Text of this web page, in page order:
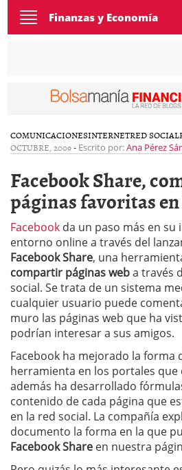
Toggle
navigation
Finanzas y Economía
COMUNICACIONESINTERNETRED SOCIAL
OCTUBRE, 2009- Escrito por:Ana Pérez
Facebook Share,
páginas favoritas
Facebook da un paso más en su
entorno online a través del
Facebook Share, una
compartir páginas weba través
social. Se trata de un sistema
cualquier usuario puede
muro las páginas web que ha
podrían interesar a sus amigos.
Facebook ha mejorado la forma
herramienta en los portales que
además ha desarrollado
contenido de cada página que
en la red social. La compañía
documento la forma en la que
Facebook Share en nuestra